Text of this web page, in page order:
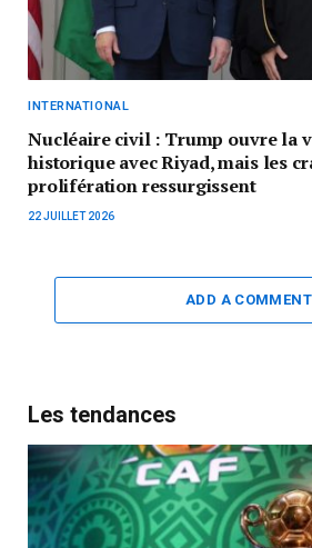
INTERNATIONAL
Nucléaire civil : Trump ouvre la
historique avec Riyad, mais les
prolifération ressurgissent
22 JUILLET 2026
ADD A COMMENT
Les tendances